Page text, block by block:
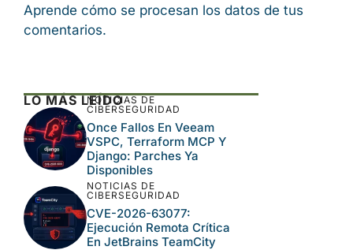
Aprende cómo se procesan los datos de tus
comentarios.
LO MÁS LEÍDO
NOTICIAS DE
CIBERSEGURIDAD
Once Fallos En Veeam
VSPC, Terraform MCP Y
Django: Parches Ya
Disponibles
NOTICIAS DE
CIBERSEGURIDAD
CVE-2026-63077:
Ejecución Remota Crítica
En JetBrains TeamCity